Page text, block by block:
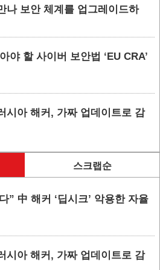
나 보안 체계를 업그레이드하
야 할 사이버 보안법 ‘EU CRA’
시아 해커, 가짜 업데이트로 감
스크랩순
” 中 해커 ‘딥시크’ 악용한 자율
시아 해커, 가짜 업데이트로 감